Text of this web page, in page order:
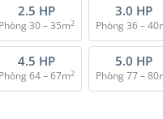
là:
₫
2.5 HP
Phòng 30 – 35m2
3.0 HP
Phòng 36 –
4.5 HP
Phòng 64 – 67m2
5.0 HP
Phòng 77 –
S-36PU1H5B/U-